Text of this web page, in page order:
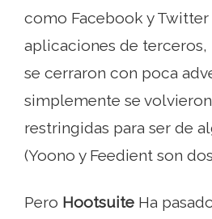
como Facebook y
aplicaciones de terceros,
se cerraron con poca
simplemente se
restringidas para ser de
(Yoono y Feedient son
Pero Hootsuite Ha